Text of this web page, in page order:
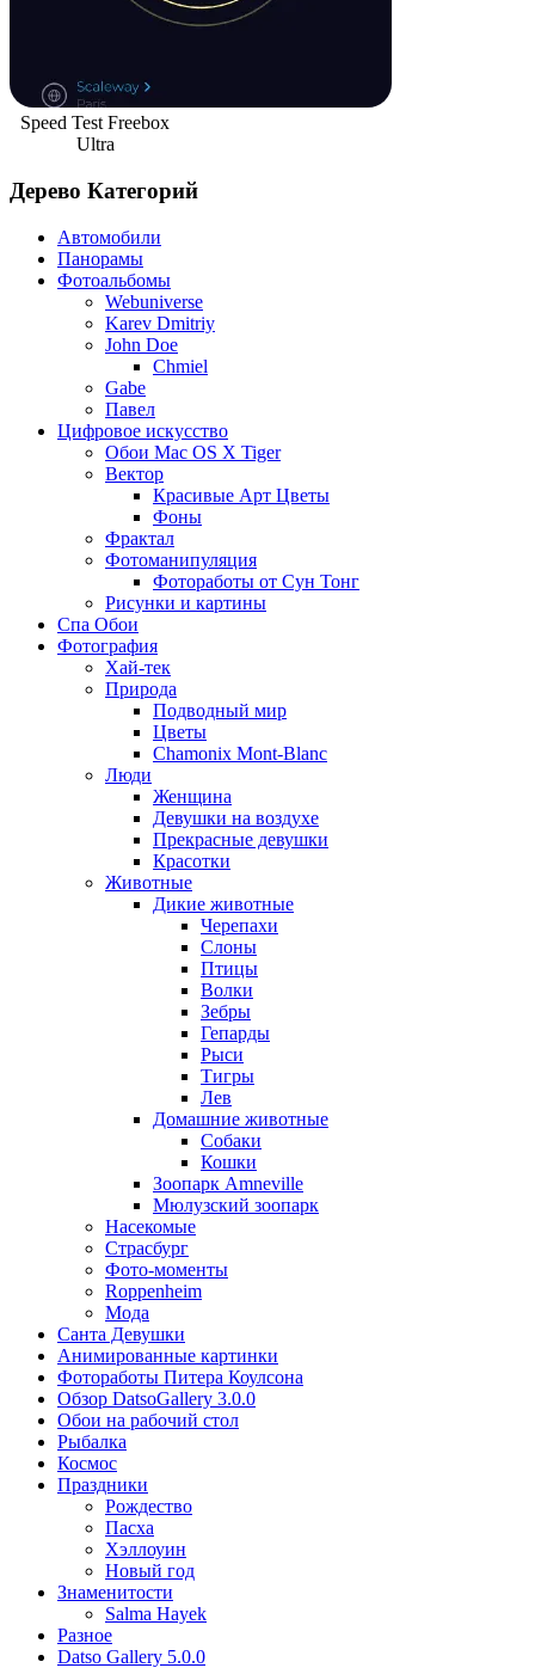
Speed Test Freebox
Ultra
Дерево Категорий
Автомобили
Панорамы
Фотоальбомы
Webuniverse
Karev Dmitriy
John Doe
Chmiel
Gabe
Павел
Цифровое искусство
Обои Mac OS X Tiger
Вектор
Красивые Арт Цветы
Фоны
Фрактал
Фотоманипуляция
Фотоработы от Сун Тонг
Рисунки и картины
Спа Обои
Фотография
Хай-тек
Природа
Подводный мир
Цветы
Chamonix Mont-Blanc
Люди
Женщина
Девушки на воздухе
Прекрасные девушки
Красотки
Животные
Дикие животные
Черепахи
Слоны
Птицы
Волки
Зебры
Гепарды
Рыси
Тигры
Лев
Домашние животные
Собаки
Кошки
Зоопарк Amneville
Мюлузский зоопарк
Насекомые
Страсбург
Фото-моменты
Roppenheim
Мода
Санта Девушки
Aнимированные картинки
Фотоработы Питера Коулсона
Обзор DatsoGallery 3.0.0
Обои на рабочий стол
Рыбалка
Космос
Праздники
Рождество
Пасха
Хэллоуин
Новый год
Знаменитости
Salma Hayek
Разное
Datso Gallery 5.0.0